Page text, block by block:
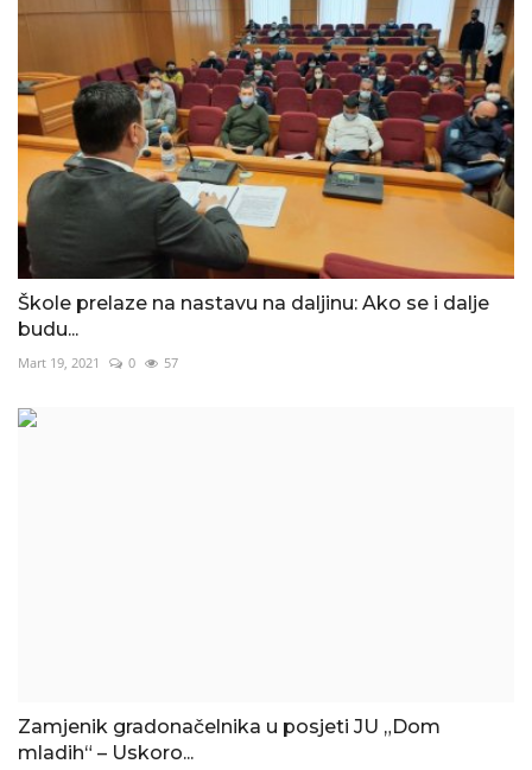
Škole prelaze na nastavu na daljinu: Ako se i dalje
budu...
Mart 19, 2021 0 57
Zamjenik gradonačelnika u posjeti JU „Dom
mladih“ – Uskoro...